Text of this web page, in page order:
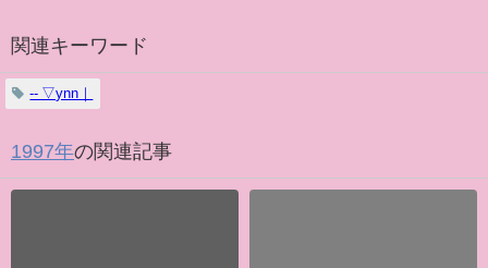
関連キーワード
‐‐ ▽ynn｜
1997年の関連記事